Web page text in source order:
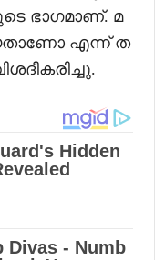
ഭാഗമാണ്. മ
എന്ന് ത